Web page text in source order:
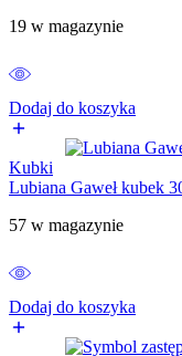
19 w magazynie
Dodaj do koszyka
Kubki
Lubiana Gaweł kubek
57 w magazynie
Dodaj do koszyka